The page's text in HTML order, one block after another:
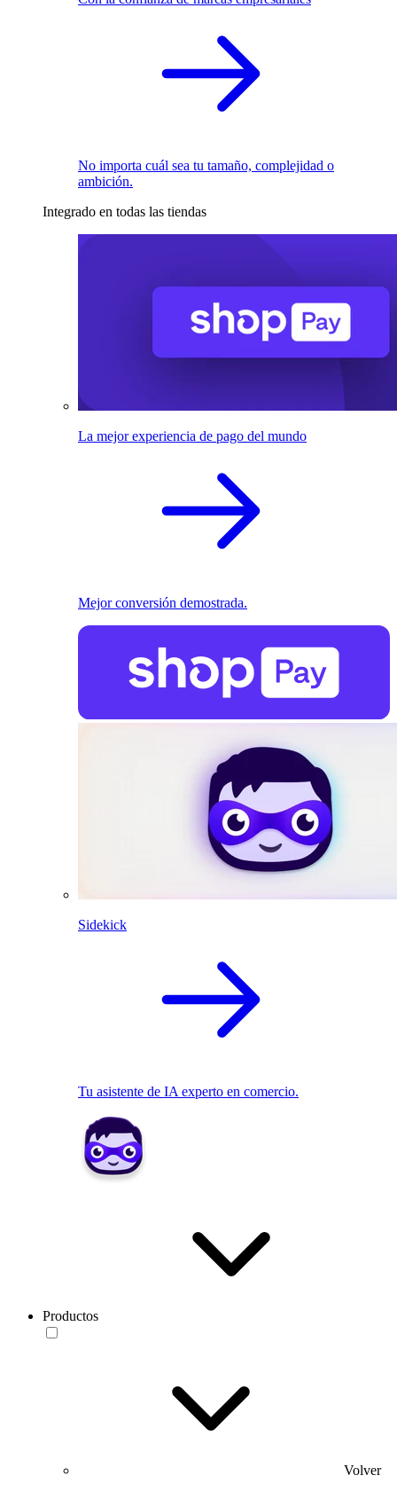
No importa cuál sea tu tamaño, complejidad o
ambición.
Integrado en todas las tiendas
La mejor experiencia de pago del mundo
Mejor conversión demostrada.
Sidekick
Tu asistente de IA experto en comercio.
Productos
Volver